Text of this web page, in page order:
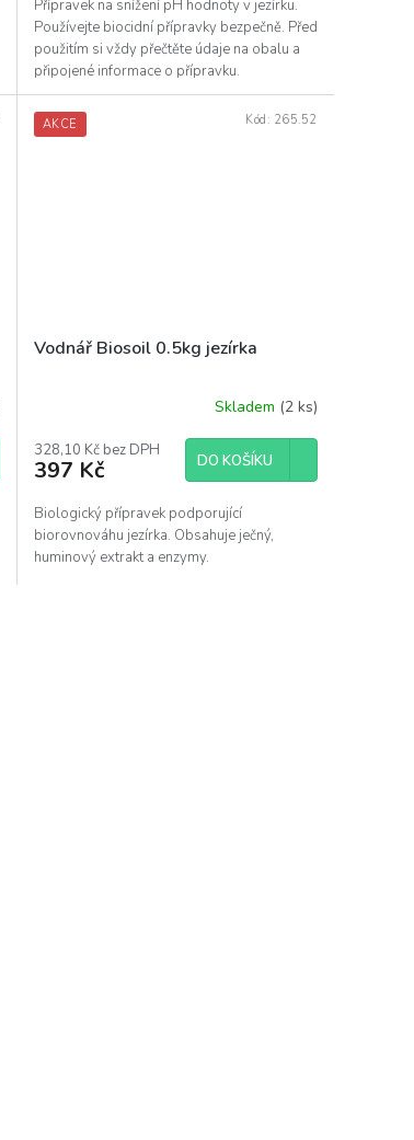
Přípravek na snížení pH hodnoty v jezírku.
Používejte biocidní přípravky bezpečně. Před
použitím si vždy přečtěte údaje na obalu a
připojené informace o přípravku.
AKCE
Vodnář Biosoil 0.5kg jezírka
Skladem (2 ks)
328,10 Kč bez DPH
397 Kč DO KOŠÍKU
Biologický přípravek podporující
biorovnováhu jezírka. Obsahuje ječný,
huminový extrakt a enzymy.
Kód: 265.52